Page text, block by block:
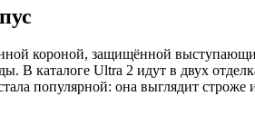
короной, защищённой
В каталоге Ultra 2 идут в двух
популярной: она выглядит